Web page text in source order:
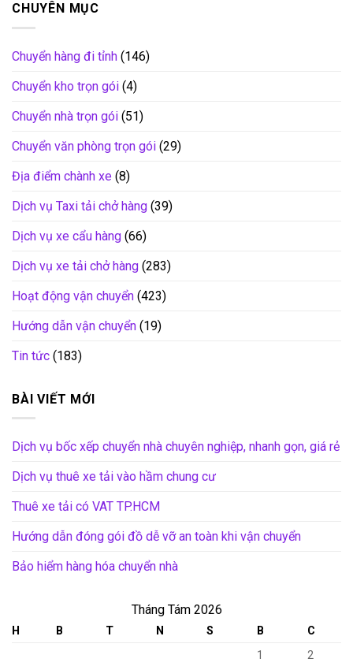
CHUYÊN MỤC
Chuyển hàng đi tỉnh (146)
Chuyển kho trọn gói (4)
Chuyển nhà trọn gói (51)
Chuyển văn phòng trọn gói (29)
Địa điểm chành xe (8)
Dịch vụ Taxi tải chở hàng (39)
Dịch vụ xe cẩu hàng (66)
Dịch vụ xe tải chở hàng (283)
Hoạt động vận chuyển (423)
Hướng dẫn vận chuyển (19)
Tin tức (183)
BÀI VIẾT MỚI
Dịch vụ bốc xếp chuyển nhà chuyên nghiệp, nhanh gọn, giá rẻ
Dịch vụ thuê xe tải vào hầm chung cư
Thuê xe tải có VAT TP.HCM
Hướng dẫn đóng gói đồ dễ vỡ an toàn khi vận chuyển
Bảo hiểm hàng hóa chuyển nhà
Tháng Tám 2026
H B T N S B
C
1
2